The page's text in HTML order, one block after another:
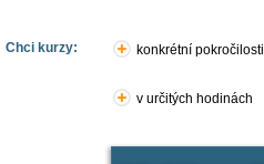
Chci kurzy: konkrétní pokročilosti
v určitých hodinách